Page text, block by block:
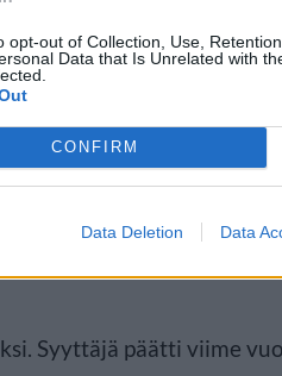
opt-out of Collection, Use,
Data that Is Unrelated with
CONFIRM
Data Deletion Data
lapselle oli tapahtunut
kohtaamaan
poliisin ja lastensuojelun.
ymmärtäneet, mistä heitä
Syyttäjä päätti viime